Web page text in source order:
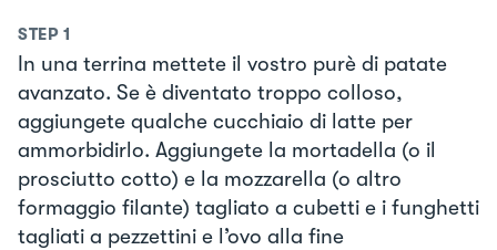
STEP 1
In una terrina mettete il vostro purè di patate
avanzato. Se è diventato troppo colloso,
aggiungete qualche cucchiaio di latte per
ammorbidirlo. Aggiungete la mortadella (o il
prosciutto cotto) e la mozzarella (o altro
formaggio filante) tagliato a cubetti e i funghetti
tagliati a pezzettini e l’ovo alla fine